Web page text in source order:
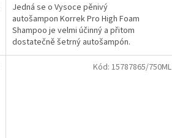
Jedná se o Vysoce pěnivý
autošampon Korrek Pro High Foam
Shampoo je velmi účinný a přitom
dostatečně šetrný autošampón.
Kód: 15787865/750ML